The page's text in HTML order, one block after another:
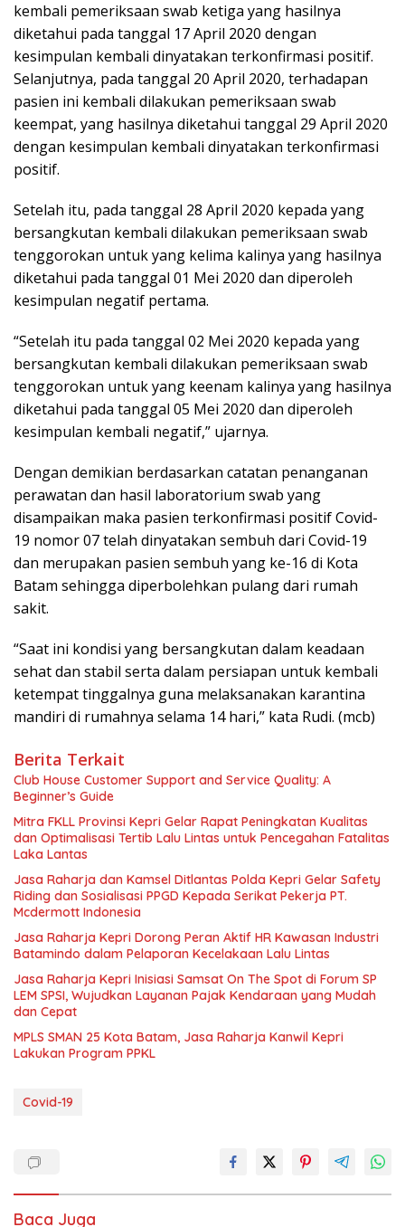
kembali pemeriksaan swab ketiga yang hasilnya
diketahui pada tanggal 17 April 2020 dengan
kesimpulan kembali dinyatakan terkonfirmasi positif.
Selanjutnya, pada tanggal 20 April 2020, terhadapan
pasien ini kembali dilakukan pemeriksaan swab
keempat, yang hasilnya diketahui tanggal 29 April 2020
dengan kesimpulan kembali dinyatakan terkonfirmasi
positif.
Setelah itu, pada tanggal 28 April 2020 kepada yang
bersangkutan kembali dilakukan pemeriksaan swab
tenggorokan untuk yang kelima kalinya yang hasilnya
diketahui pada tanggal 01 Mei 2020 dan diperoleh
kesimpulan negatif pertama.
“Setelah itu pada tanggal 02 Mei 2020 kepada yang
bersangkutan kembali dilakukan pemeriksaan swab
tenggorokan untuk yang keenam kalinya yang hasilnya
diketahui pada tanggal 05 Mei 2020 dan diperoleh
kesimpulan kembali negatif,” ujarnya.
Dengan demikian berdasarkan catatan penanganan
perawatan dan hasil laboratorium swab yang
disampaikan maka pasien terkonfirmasi positif Covid-
19 nomor 07 telah dinyatakan sembuh dari Covid-19
dan merupakan pasien sembuh yang ke-16 di Kota
Batam sehingga diperbolehkan pulang dari rumah
sakit.
“Saat ini kondisi yang bersangkutan dalam keadaan
sehat dan stabil serta dalam persiapan untuk kembali
ketempat tinggalnya guna melaksanakan karantina
mandiri di rumahnya selama 14 hari,” kata Rudi. (mcb)
Berita Terkait
Club House Customer Support and Service Quality: A
Beginner’s Guide
Mitra FKLL Provinsi Kepri Gelar Rapat Peningkatan Kualitas
dan Optimalisasi Tertib Lalu Lintas untuk Pencegahan Fatalitas
Laka Lantas
Jasa Raharja dan Kamsel Ditlantas Polda Kepri Gelar Safety
Riding dan Sosialisasi PPGD Kepada Serikat Pekerja PT.
Mcdermott Indonesia
Jasa Raharja Kepri Dorong Peran Aktif HR Kawasan Industri
Batamindo dalam Pelaporan Kecelakaan Lalu Lintas
Jasa Raharja Kepri Inisiasi Samsat On The Spot di Forum SP
LEM SPSI, Wujudkan Layanan Pajak Kendaraan yang Mudah
dan Cepat
MPLS SMAN 25 Kota Batam, Jasa Raharja Kanwil Kepri
Lakukan Program PPKL
Covid-19
Baca Juga